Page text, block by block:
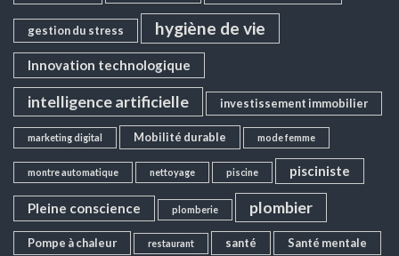
gestion du stress hygiène de vie
Innovation technologique
intelligence artificielle investissement immobilier
marketing digital Mobilité durable mode femme
montre automatique nettoyage piscine pisciniste
Pleine conscience plomberie plombier
Pompe à chaleur restaurant santé Santé mentale